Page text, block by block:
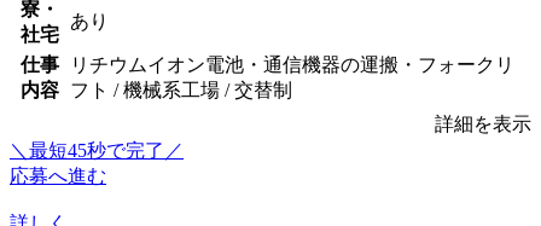
寮・
社宅
あり
仕事
内容
リチウムイオン電池・通信機器の運搬・フォークリ
フト / 機械系工場 / 交替制
詳細を表示
＼最短45秒で完了／
応募へ進む